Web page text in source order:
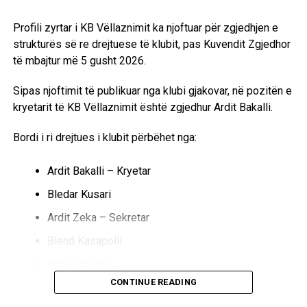
Profili zyrtar i KB Vëllaznimit ka njoftuar për zgjedhjen e
strukturës së re drejtuese të klubit, pas Kuvendit Zgjedhor
të mbajtur më 5 gusht 2026.
Sipas njoftimit të publikuar nga klubi gjakovar, në pozitën e
kryetarit të KB Vëllaznimit është zgjedhur Ardit Bakalli.
Bordi i ri drejtues i klubit përbëhet nga:
Ardit Bakalli – Kryetar
Bledar Kusari
Ardit Zeka – Sekretar
CONTINUE READING